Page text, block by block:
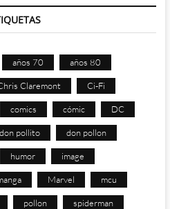
años 70 años 80
Claremont Ci-Fi
comics cómic DC
don pollito don pollon
humor image
Marvel mcu
pollon spiderman